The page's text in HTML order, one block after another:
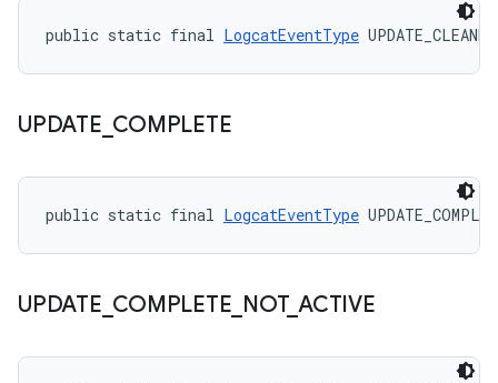
public static final LogcatEventType
UPDATE COMPLETE
public static final LogcatEventType
UPDATE COMPLETE NOT_ ACTIVE